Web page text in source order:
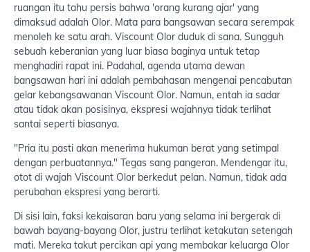
ruangan itu tahu persis bahwa 'orang kurang ajar' yang
dimaksud adalah Olor. Mata para bangsawan secara serempak
menoleh ke satu arah. Viscount Olor duduk di sana. Sungguh
sebuah keberanian yang luar biasa baginya untuk tetap
menghadiri rapat ini. Padahal, agenda utama dewan
bangsawan hari ini adalah pembahasan mengenai pencabutan
gelar kebangsawanan Viscount Olor. Namun, entah ia sadar
atau tidak akan posisinya, ekspresi wajahnya tidak terlihat
santai seperti biasanya.
"Pria itu pasti akan menerima hukuman berat yang setimpal
dengan perbuatannya." Tegas sang pangeran. Mendengar itu,
otot di wajah Viscount Olor berkedut pelan. Namun, tidak ada
perubahan ekspresi yang berarti.
Di sisi lain, faksi kekaisaran baru yang selama ini bergerak di
bawah bayang-bayang Olor, justru terlihat ketakutan setengah
mati. Mereka takut percikan api yang membakar keluarga Olor